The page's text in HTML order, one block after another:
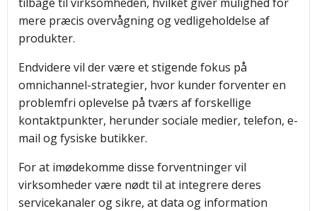
mere præcis overvågning og vedligeholdelse af
produkter.
Endvidere vil der være et stigende fokus på
omnichannel-strategier, hvor kunder forventer en
problemfri oplevelse på tværs af forskellige
kontaktpunkter, herunder sociale medier, telefon, e-
mail og fysiske butikker.
For at imødekomme disse forventninger vil
virksomheder være nødt til at integrere deres
servicekanaler og sikre, at data og information